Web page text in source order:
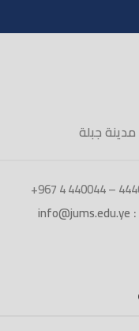
جبلة
:
info@jums.edu.ye